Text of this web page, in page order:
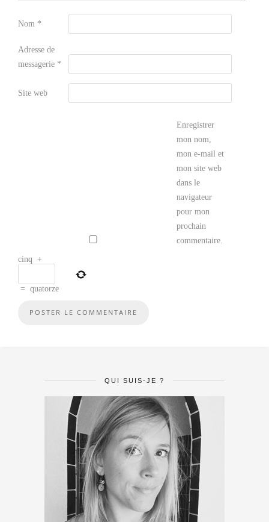
Nom *
Adresse de
messagerie *
Site web
Enregistrer
mon nom,
mon e-mail et
mon site web
dans le
navigateur
pour mon
prochain
commentaire.
cinq +
= quatorze
QUI SUIS-JE ?